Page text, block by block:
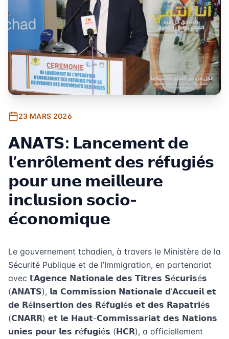
23 MARS 2026
𝗔𝗡𝗔𝗧𝗦: 𝗟𝗮𝗻𝗰𝗲𝗺𝗲𝗻𝘁 𝗱𝗲
𝗹’𝗲𝗻𝗿ô𝗹𝗲𝗺𝗲𝗻𝘁 𝗱𝗲𝘀 𝗿é𝗳𝘂𝗴𝗶é𝘀
𝗽𝗼𝘂𝗿 𝘂𝗻𝗲 𝗺𝗲𝗶𝗹𝗹𝗲𝘂𝗿𝗲
𝗶𝗻𝗰𝗹𝘂𝘀𝗶𝗼𝗻 𝘀𝗼𝗰𝗶𝗼-
𝗲́𝗰𝗼𝗻𝗼𝗺𝗶𝗾𝘂𝗲
Le gouvernement tchadien, à travers le Ministère de la
Sécurité Publique et de l’Immigration, en partenariat
avec 𝗹’𝗔𝗴𝗲𝗻𝗰𝗲 𝗡𝗮𝘁𝗶𝗼𝗻𝗮𝗹𝗲 𝗱𝗲𝘀 𝗧𝗶𝘁𝗿𝗲𝘀 𝗦é𝗰𝘂𝗿𝗶𝘀é𝘀
(𝗔𝗡𝗔𝗧𝗦), 𝗹𝗮 𝗖𝗼𝗺𝗺𝗶𝘀𝘀𝗶𝗼𝗻 𝗡𝗮𝘁𝗶𝗼𝗻𝗮𝗹𝗲 𝗱’𝗔𝗰𝗰𝘂𝗲𝗶𝗹 𝗲𝘁
𝗱𝗲 𝗥é𝗶𝗻𝘀𝗲𝗿𝘁𝗶𝗼𝗻 𝗱𝗲𝘀 𝗥é𝗳𝘂𝗴𝗶é𝘀 𝗲𝘁 𝗱𝗲𝘀 𝗥𝗮𝗽𝗮𝘁𝗿𝗶é𝘀
(𝗖𝗡𝗔𝗥𝗥) 𝗲𝘁 𝗹𝗲 𝗛𝗮𝘂𝘁-𝗖𝗼𝗺𝗺𝗶𝘀𝘀𝗮𝗿𝗶𝗮𝘁 𝗱𝗲𝘀 𝗡𝗮𝘁𝗶𝗼𝗻𝘀
𝘂𝗻𝗶𝗲𝘀 𝗽𝗼𝘂𝗿 𝗹𝗲𝘀 𝗿é𝗳𝘂𝗴𝗶é𝘀 (𝗛𝗖𝗥), a officiellement